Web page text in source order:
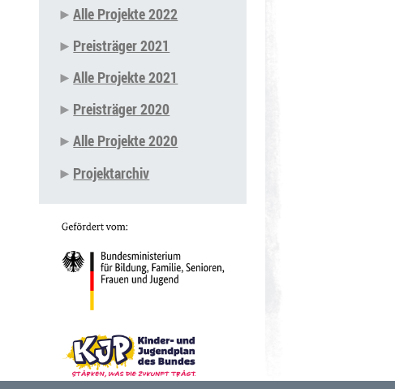
Alle Projekte 2022
Preisträger 2021
Alle Projekte 2021
Preisträger 2020
Alle Projekte 2020
Projektarchiv